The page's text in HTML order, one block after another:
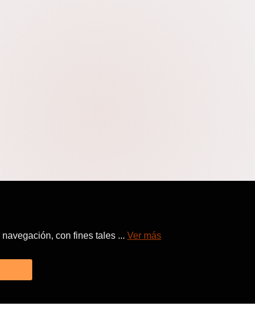
con fines tales ... Ver más